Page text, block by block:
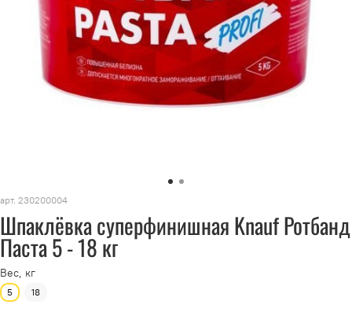
арт. 230200004
Шпаклёвка суперфинишная Knauf Ротбанд
Паста 5 - 18 кг
Вес, кг
5 18